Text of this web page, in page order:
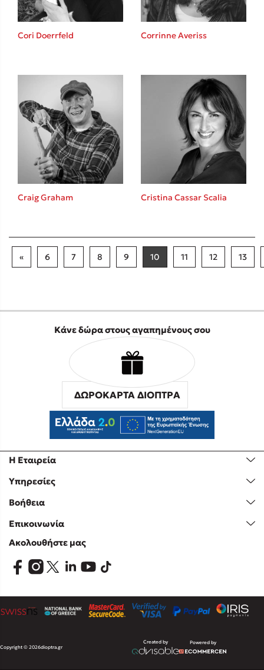
Cori Doerrfeld Corrinne Averiss
Craig Graham Cristina Cassar Scalia
« 6 7 8 9 10 11 12 13
Η Εταιρεία
Υπηρεσίες
Βοήθεια
Επικοινωνία
Κάνε δώρα στους αγαπημένους σου
ΔΩΡΟΚΑΡΤΑ ΔΙΟΠΤΡΑ
Ακολουθήστε μας
Copyright © 2026dioptra.gr
Created by Powered by